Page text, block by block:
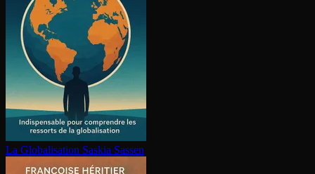
La Glo­ba­li­sa­tion Saskia Sassen